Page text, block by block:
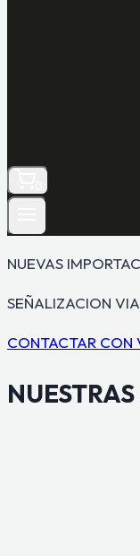
NUEVAS
SEÑALIZACION
CONTACTAR CON
NUESTRAS